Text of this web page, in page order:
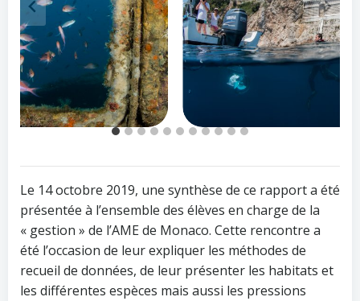
Le 14 octobre 2019, une synthèse de ce rapport a été
présentée à l’ensemble des élèves en charge de la
« gestion » de l’AME de Monaco. Cette rencontre a
été l’occasion de leur expliquer les méthodes de
recueil de données, de leur présenter les habitats et
les différentes espèces mais aussi les pressions